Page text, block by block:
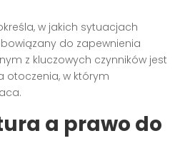
w jakich sytuacjach
do zapewnienia
z kluczowych czynników jest
otoczenia, w którym
a prawo do